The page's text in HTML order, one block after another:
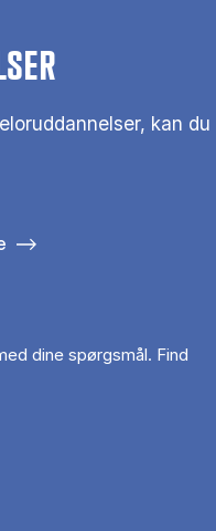
kan du
dine spørgsmål. Find